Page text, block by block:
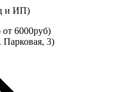
и ИП)
6000руб)
3)